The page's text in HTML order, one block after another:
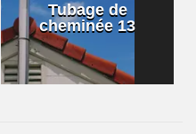
Tubage de
cheminée 13